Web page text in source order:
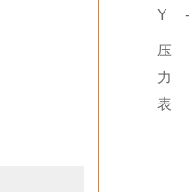
Y -
压
力
表